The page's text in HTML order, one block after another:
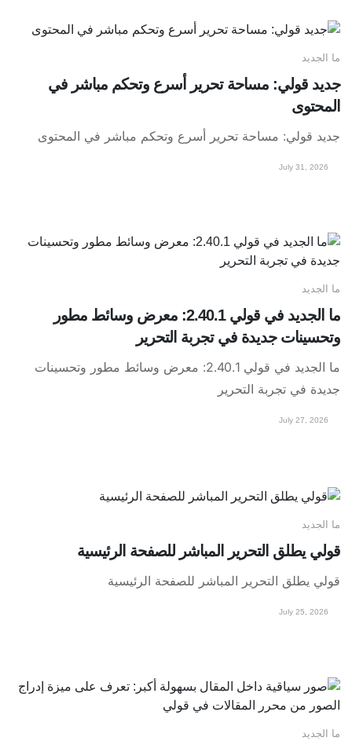
ما الجديد
جديد قولي: مساحة تحرير أسرع وتحكم مباشر في
المحتوى
جديد قولي: مساحة تحرير أسرع وتحكم مباشر في المحتوى
July 31, 2026
ما الجديد
ما الجديد في قولي 2.40.1: معرض وسائط مطور
وتحسينات جديدة في تجربة التحرير
ما الجديد في قولي 2.40.1: معرض وسائط مطور وتحسينات
جديدة في تجربة التحرير
July 27, 2026
ما الجديد
قولي يطلق التحرير المباشر للصفحة الرئيسية
قولي يطلق التحرير المباشر للصفحة الرئيسية
July 25, 2026
ما الجديد